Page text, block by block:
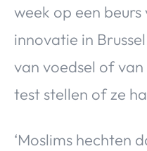
Food & Drinks Health &
week op een
innovatie in
van voedsel of
test stellen of ze
‘Moslims hechten